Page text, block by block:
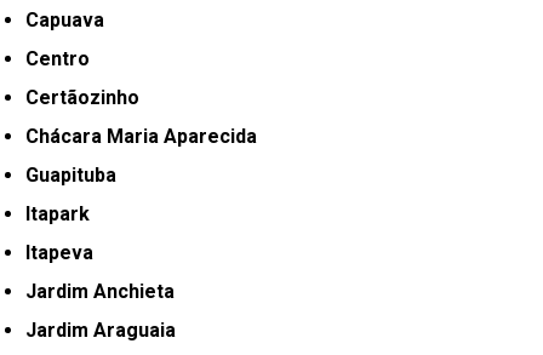
Capuava
Centro
Certãozinho
Chácara Maria Aparecida
Guapituba
Itapark
Itapeva
Jardim Anchieta
Jardim Araguaia